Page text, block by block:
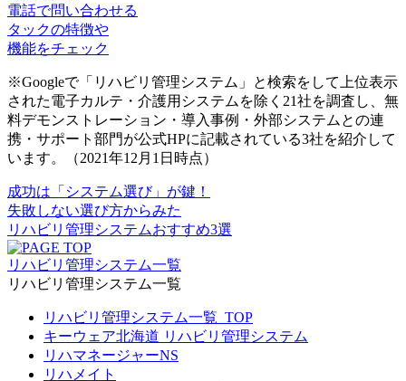
電話で問い合わせる
タックの特徴や
機能をチェック
※Googleで「リハビリ管理システム」と検索をして上位表示
された電子カルテ・介護用システムを除く21社を調査し、無
料デモンストレーション・導入事例・外部システムとの連
携・サポート部門が公式HPに記載されている3社を紹介して
います。（2021年12月1日時点）
成功は 「システム選び」 が鍵！
失敗しない選び方からみた
リハビリ管理システムおすすめ3選
リハビリ管理システム一覧
リハビリ管理システム一覧
リハビリ管理システム一覧_TOP
キーウェア北海道 リハビリ管理システム
リハマネージャーNS
リハメイト